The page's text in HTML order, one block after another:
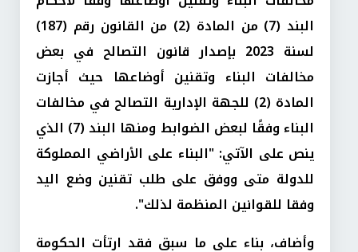
البند (7) من المادة (2) من القانون رقم (187)
لسنة 2023 بإصدار قانون التصالح في بعض
مخالفات البناء وتقنين أوضاعها حيث أجازت
المادة (2) للجهة الإدارية التصالح في مخالفات
البناء وفقًا لبعض الضوابط ومنها البند (7) الذي
ينص على الآتي: "البناء على الأراضي المملوكة
للدولة متى ووفق على طلب تقنين وضع اليد
وفقا للقوانين المنظمة لذلك".
وأضاف، بناء على ما سبق فقد ارتأت الحكومة